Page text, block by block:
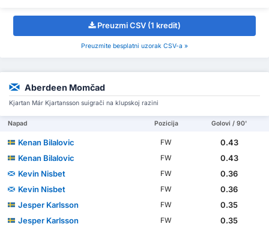
Preuzmi CSV (1 kredit)
Preuzmite besplatni uzorak CSV-a »
Aberdeen Momčad
Kjartan Már Kjartansson suigrači na klupskoj razini
Napad Pozicija Golovi / 90'
Kenan Bilalovic FW
0.43
Kenan Bilalovic
FW
0.43
Kevin Nisbet
FW
0.36
Kevin Nisbet
FW
0.36
Jesper Karlsson
FW
0.35
Jesper Karlsson
FW
0.35